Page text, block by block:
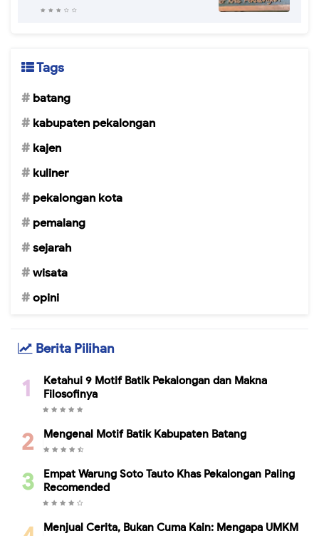
Tags
batang
kabupaten pekalongan
kajen
kuliner
pekalongan kota
pemalang
sejarah
wisata
opini
Berita Pilihan
Ketahui 9 Motif Batik Pekalongan dan Makna
Filosofinya
Mengenal Motif Batik Kabupaten Batang
Empat Warung Soto Tauto Khas Pekalongan Paling
Recomended
Menjual Cerita, Bukan Cuma Kain: Mengapa UMKM